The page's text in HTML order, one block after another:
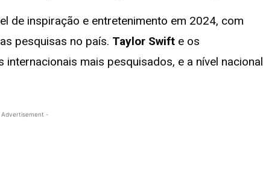
de inspiração e entretenimento em 2024, com
pesquisas no país. Taylor Swift e os
mais pesquisados, e a nível nacional
-